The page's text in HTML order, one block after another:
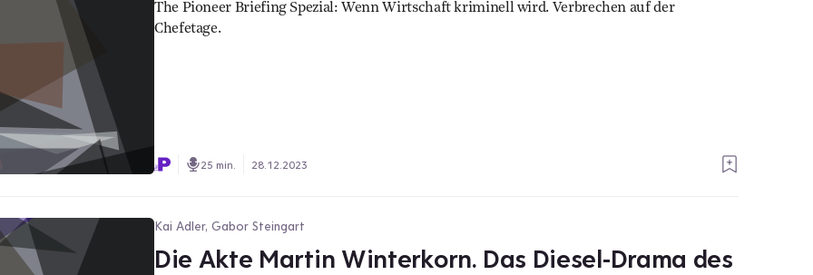
The Pioneer Briefing Spezial: Wenn Wirtschaft kriminell wird. Verbrechen auf der
Chefetage.
25 min. 28.12.2023
Kai Adler, Gabor Steingart
Die Akte Martin Winterkorn. Das Diesel-Drama des